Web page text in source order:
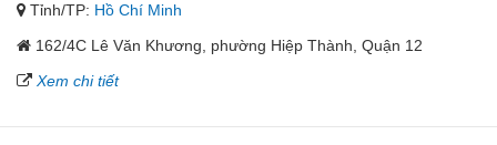
Tỉnh/TP: Hồ Chí Minh
162/4C Lê Văn Khương, phường Hiệp Thành, Quận 12
Xem chi tiết